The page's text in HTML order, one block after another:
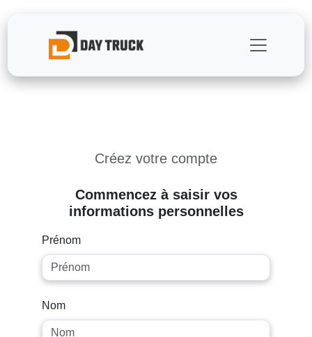
Créez votre compte
Commencez à saisir vos
informations personnelles
Prénom
Nom